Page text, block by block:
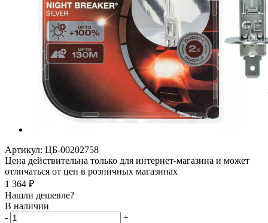
Артикул: ЦБ-00202758
Цена действительна только для интернет-магазина и может
отличаться от цен в розничных магазинах
1 364 ₽
Нашли дешевле?
В наличии
-
+